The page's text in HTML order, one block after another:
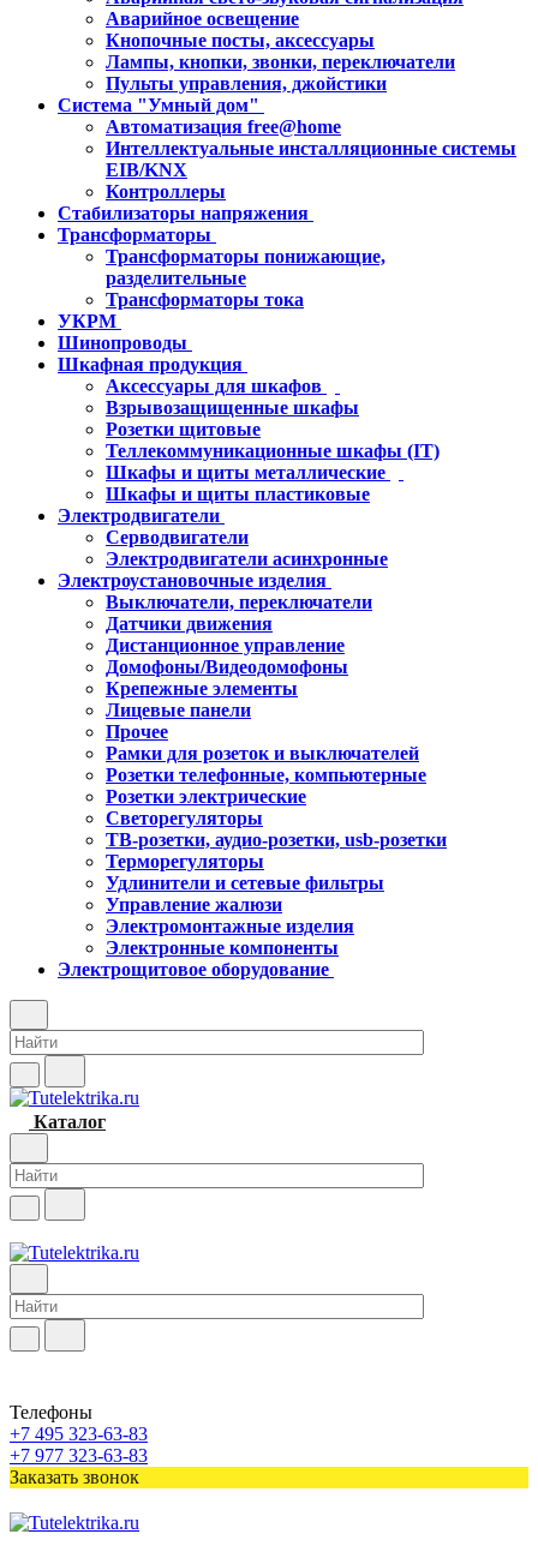
Аварийное освещение
Кнопочные посты, аксессуары
Лампы, кнопки, звонки, переключатели
Пульты управления, джойстики
Система "Умный дом"
Автоматизация free@home
Интеллектуальные инсталляционные системы
EIB/KNX
Контроллеры
Стабилизаторы напряжения
Трансформаторы
Трансформаторы понижающие,
разделительные
Трансформаторы тока
УКРМ
Шинопроводы
Шкафная продукция
Аксессуары для шкафов
Взрывозащищенные шкафы
Розетки щитовые
Теллекоммуникационные шкафы (IT)
Шкафы и щиты металлические
Шкафы и щиты пластиковые
Электродвигатели
Серводвигатели
Электродвигатели асинхронные
Электроустановочные изделия
Выключатели, переключатели
Датчики движения
Дистанционное управление
Домофоны/Видеодомофоны
Крепежные элементы
Лицевые панели
Прочее
Рамки для розеток и выключателей
Розетки телефонные, компьютерные
Розетки электрические
Светорегуляторы
ТВ-розетки, аудио-розетки, usb-розетки
Терморегуляторы
Удлинители и сетевые фильтры
Управление жалюзи
Электромонтажные изделия
Электронные компоненты
Электрощитовое оборудование
Каталог
Телефоны
+7 495 323-63-83
+7 977 323-63-83
Заказать звонок